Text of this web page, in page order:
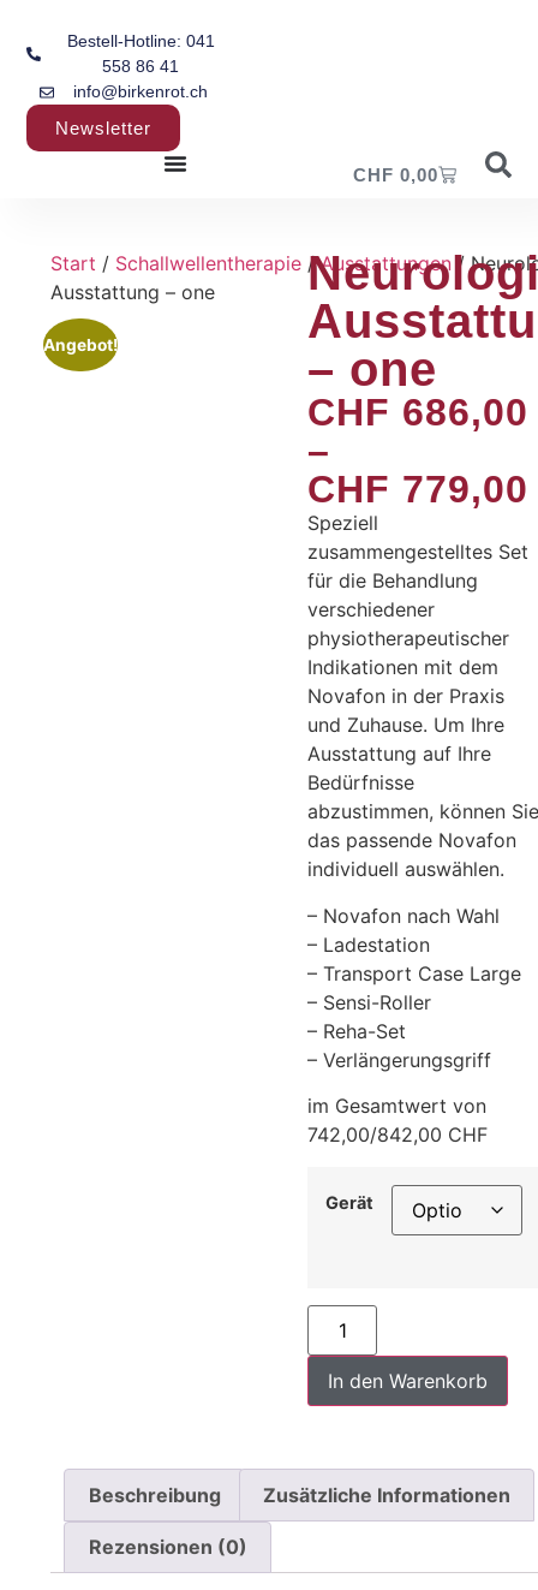
Bestell-Hotline: 041
558 86 41
info@birkenrot.ch
Newsletter
CHF 0,00
Start / Schallwellentherapie /Ausstattungen /
Ausstattung – one
Angebot!
– one
CHF 686,00
–
CHF 779,00
Speziell
zusammengestelltes Set
für die Behandlung
verschiedener
physiotherapeutischer
Indikationen mit dem
Novafon in der Praxis
und Zuhause. Um Ihre
Ausstattung auf Ihre
Bedürfnisse
abzustimmen, können
das passende Novafon
individuell auswählen.
– Novafon nach Wahl
– Ladestation
– Transport Case Large
– Sensi-Roller
– Reha-Set
– Verlängerungsgriff
im Gesamtwert von
742,00/842,00 CHF
Gerät
In den Warenkorb
Beschreibung Zusätzliche Informationen
Rezensionen (0)